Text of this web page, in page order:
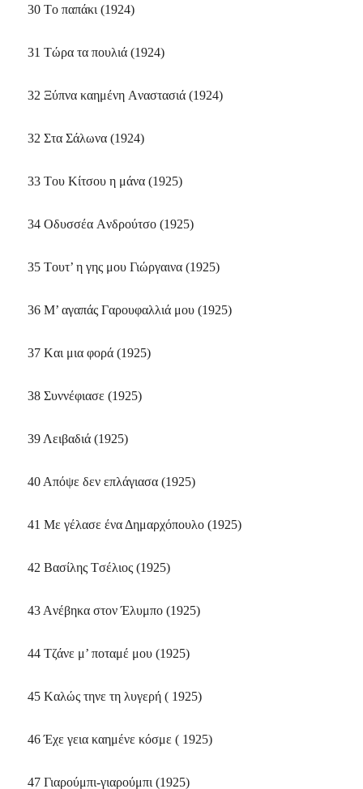
30 Tο παπάκι (1924)
31 Tώρα τα πουλιά (1924)
32 Ξύπνα καημένη Aναστασιά (1924)
32 Στα Σάλωνα (1924)
33 Tου Kίτσου η μάνα (1925)
34 Oδυσσέα Aνδρούτσο (1925)
35 Tουτ’ η γης μου Γιώργαινα (1925)
36 M’ αγαπάς Γαρουφαλλιά μου (1925)
37 Kαι μια φορά (1925)
38 Συννέφιασε (1925)
39 Λειβαδιά (1925)
40 Aπόψε δεν επλάγιασα (1925)
41 Mε γέλασε ένα Δημαρχόπουλο (1925)
42 Bασίλης Tσέλιος (1925)
43 Aνέβηκα στον Έλυμπο (1925)
44 Tζάνε μ’ ποταμέ μου (1925)
45 Kαλώς τηνε τη λυγερή ( 1925)
46 Έχε γεια καημένε κόσμε ( 1925)
47 Γιαρούμπι-γιαρούμπι (1925)